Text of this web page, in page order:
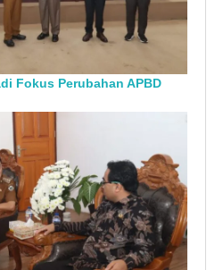
Fokus Perubahan APBD